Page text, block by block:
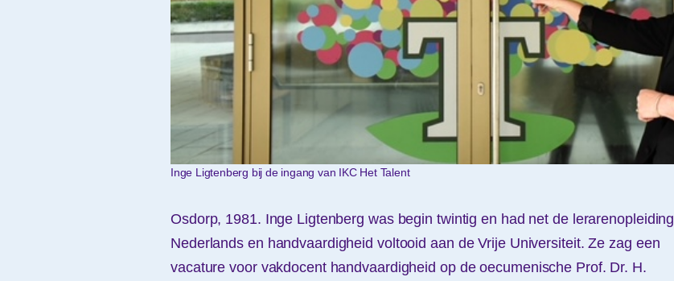
Inge Ligtenberg bij de ingang van IKC Het Talent
Osdorp, 1981. Inge Ligtenberg was begin twintig en had net de lerarenopleiding
Nederlands en handvaardigheid voltooid aan de Vrije Universiteit. Ze zag een
vacature voor vakdocent handvaardigheid op de oecumenische Prof. Dr. H.